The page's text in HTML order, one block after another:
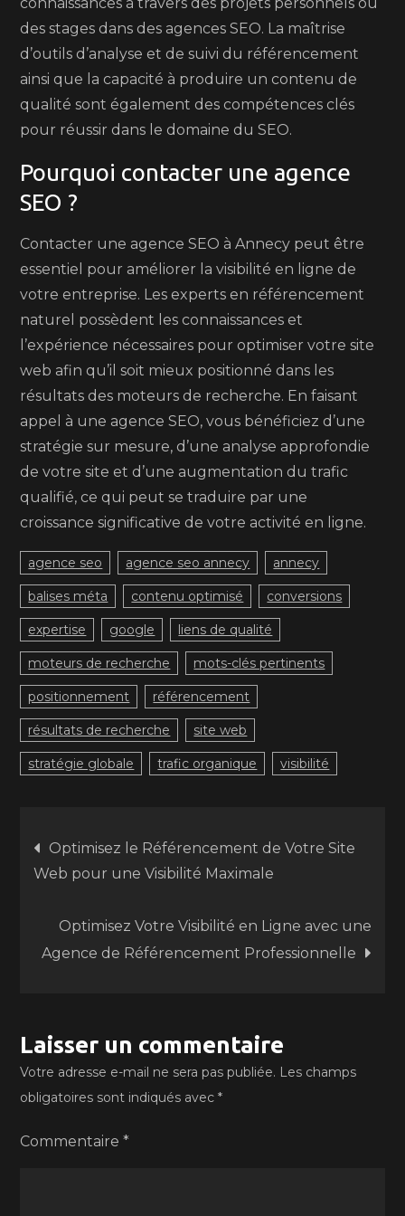
des stages dans des agences SEO. La maîtrise
d’outils d’analyse et de suivi du référencement
ainsi que la capacité à produire un contenu de
qualité sont également des compétences clés
pour réussir dans le domaine du SEO.
Pourquoi contacter une agence
SEO ?
Contacter une agence SEO à Annecy peut être
essentiel pour améliorer la visibilité en ligne de
votre entreprise. Les experts en référencement
naturel possèdent les connaissances et
l’expérience nécessaires pour optimiser votre site
web afin qu’il soit mieux positionné dans les
résultats des moteurs de recherche. En faisant
appel à une agence SEO, vous bénéficiez d’une
stratégie sur mesure, d’une analyse approfondie
de votre site et d’une augmentation du trafic
qualifié, ce qui peut se traduire par une
croissance significative de votre activité en ligne.
agence seo agence seo annecy annecy
balises méta contenu optimisé conversions
expertise google liens de qualité
moteurs de recherche mots-clés pertinents
positionnement référencement
résultats de recherche site web
stratégie globale trafic organique visibilité
Navigation
de
l’article
Optimisez le Référencement de Votre Site
Web pour une Visibilité Maximale
Optimisez Votre Visibilité en Ligne avec une
Agence de Référencement Professionnelle
Laisser un commentaire
Votre adresse e-mail ne sera pas publiée. Les champs
obligatoires sont indiqués avec*
Commentaire*